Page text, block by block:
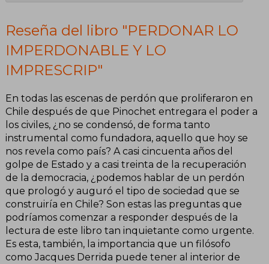
Reseña del libro "PERDONAR LO
IMPERDONABLE Y LO
IMPRESCRIP"
En todas las escenas de perdón que proliferaron en
Chile después de que Pinochet entregara el poder a
los civiles, ¿no se condensó, de forma tanto
instrumental como fundadora, aquello que hoy se
nos revela como país? A casi cincuenta años del
golpe de Estado y a casi treinta de la recuperación
de la democracia, ¿podemos hablar de un perdón
que prologó y auguró el tipo de sociedad que se
construiría en Chile? Son estas las preguntas que
podríamos comenzar a responder después de la
lectura de este libro tan inquietante como urgente.
Es esta, también, la importancia que un filósofo
como Jacques Derrida puede tener al interior de